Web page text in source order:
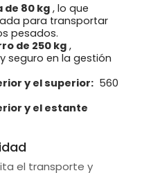
de 80 kg , lo que
para transportar
pesados.
de 250 kg,
seguro en la gestión
y el superior: 560
y el estante
el transporte y